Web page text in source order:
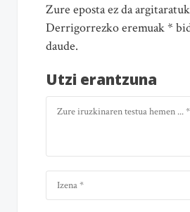
Zure eposta ez da
Derrigorrezko eremuak *
daude.
Utzi erantzuna